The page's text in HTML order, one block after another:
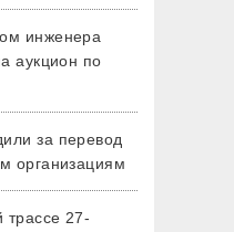
инженера
аукцион по
за перевод
организациям
трассе 27-